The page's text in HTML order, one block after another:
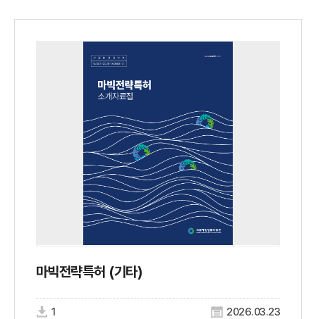
마빅전략특허 (기타)
1 2026.03.23